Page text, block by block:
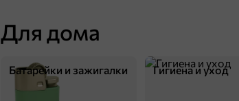
Для дома
Батарейки и зажигалки Гигиена и уход